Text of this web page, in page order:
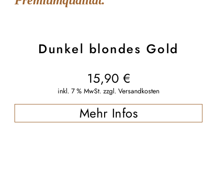
Dunkel blondes Gold
15,90 €
inkl. 7 % MwSt. zzgl. Versandkosten
Mehr Infos